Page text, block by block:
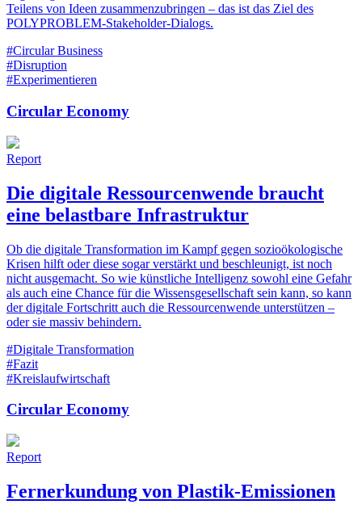
Teilens von Ideen zusammenzubringen – das ist das Ziel des
POLYPROBLEM-Stakeholder-Dialogs.
#Circular Business
#Disruption
#Experimentieren
Circular Economy
Report
Die digitale Ressourcenwende braucht
eine belastbare ­Infrastruktur
Ob die digitale Transformation im Kampf gegen sozioökologische
Krisen hilft oder diese sogar verstärkt und beschleunigt, ist noch
nicht ausgemacht. So wie künstliche Intelligenz sowohl eine Gefahr
als auch eine Chance für die Wissensgesellschaft sein kann, so kann
der digitale Fortschritt auch die Ressourcenwende unterstützen –
oder sie massiv behindern.
#Digitale Transformation
#Fazit
#Kreislaufwirtschaft
Circular Economy
Report
Fernerkundung von Plastik-Emissionen